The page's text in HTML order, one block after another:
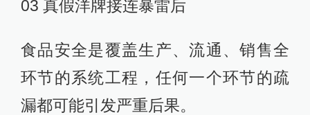
03 真假洋牌接连暴雷后
食品安全是覆盖生产、流通、销售全
环节的系统工程，任何一个环节的疏
漏都可能引发严重后果。